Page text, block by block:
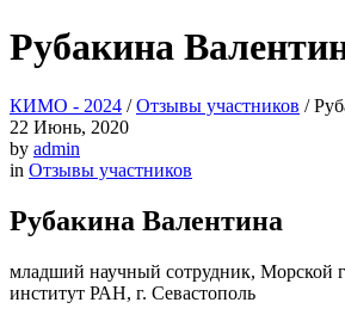
Рубакина
КИМО - 2024 /Отзывы участников /
22 Июнь, 2020
by admin
in Отзывы участников
Рубакина Валентина
младший научный сотрудник, Морской
институт РАН, г. Севастополь